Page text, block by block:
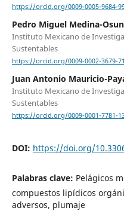
https://orcid.org/0009-0005-9684-
Pedro Miguel Medina-
Instituto Mexicano de
Sustentables
https://orcid.org/0009-0002-3679-
Juan Antonio Mauricio-
Instituto Mexicano de
Sustentables
https://orcid.org/0009-0001-7781-
DOI: https://doi.org/
Palabras clave: Pelágicos
compuestos lipídicos
adversos, plumaje